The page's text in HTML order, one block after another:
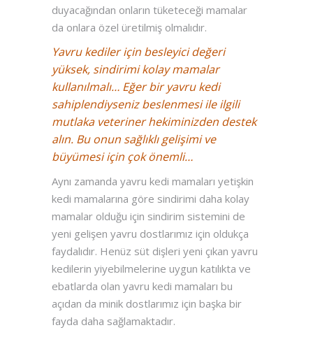
duyacağından onların tüketeceği mamalar
da onlara özel üretilmiş olmalıdır.
Yavru kediler için besleyici değeri
yüksek, sindirimi kolay mamalar
kullanılmalı… Eğer bir yavru kedi
sahiplendiyseniz beslenmesi ile ilgili
mutlaka veteriner hekiminizden destek
alın. Bu onun sağlıklı gelişimi ve
büyümesi için çok önemli…
Aynı zamanda yavru kedi mamaları yetişkin
kedi mamalarına göre sindirimi daha kolay
mamalar olduğu için sindirim sistemini de
yeni gelişen yavru dostlarımız için oldukça
faydalıdır. Henüz süt dişleri yeni çıkan yavru
kedilerin yiyebilmelerine uygun katılıkta ve
ebatlarda olan yavru kedi mamaları bu
açıdan da minik dostlarımız için başka bir
fayda daha sağlamaktadır.